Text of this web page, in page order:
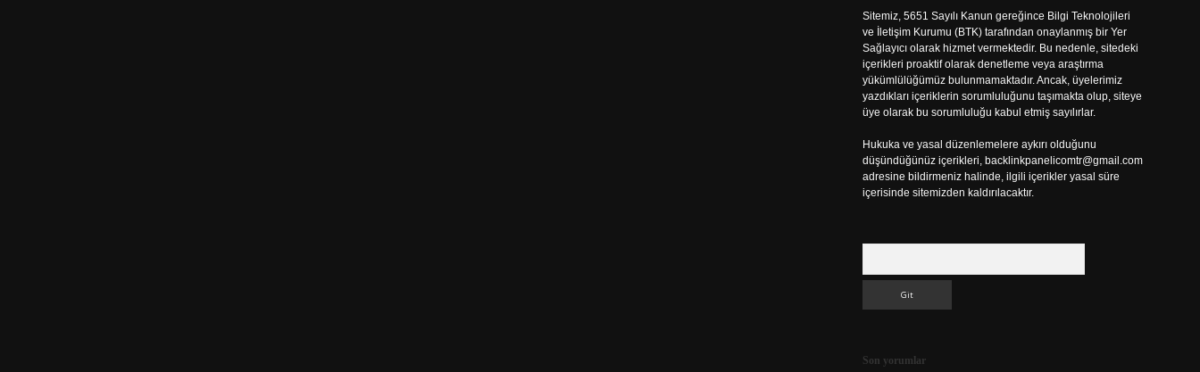
Sitemiz, 5651 Sayılı Kanun gereğince Bilgi Teknolojileri
ve İletişim Kurumu (BTK) tarafından onaylanmış bir Yer
Sağlayıcı olarak hizmet vermektedir. Bu nedenle, sitedeki
içerikleri proaktif olarak denetleme veya araştırma
yükümlülüğümüz bulunmamaktadır. Ancak, üyelerimiz
yazdıkları içeriklerin sorumluluğunu taşımakta olup, siteye
üye olarak bu sorumluluğu kabul etmiş sayılırlar.
Hukuka ve yasal düzenlemelere aykırı olduğunu
düşündüğünüz içerikleri, backlinkpanelicomtr@gmail.com
adresine bildirmeniz halinde, ilgili içerikler yasal süre
içerisinde sitemizden kaldırılacaktır.
Son yorumlar